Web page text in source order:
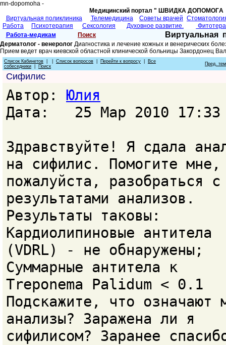
mn-dopomoha -
Медицинский портал " ШВИДКА
Виртуальная поликлиника
Телемедицина Советы врачей
Работа
Психотерапия Сексология Духовное развитие.
Работа-медикам
Поиск Виртуальная
Дерматолог - венеролог Диагностика и лечение кожных и венерических
Прием ведет врач киевской областной клинической больницы Закордонец
Список Кабинетов Список вопросов Перейти к вопросу
Все
собеседники
Поиск Пред.
Сифилис
Автор: Юлия
Дата: 25 Мар 2010 17:33
Здравствуйте! Я сдала
на сифилис. Помогите мне,
пожалуйста, разобраться с
результатами анализов.
Результаты таковы:
Кардиолипиновые антитела
(VDRL) - не обнаружены;
Суммарные антитела к
Treponema Palidum < 0.1
Подскажите, что означают
анализы? Заражена ли я
сифилисом? Заранее